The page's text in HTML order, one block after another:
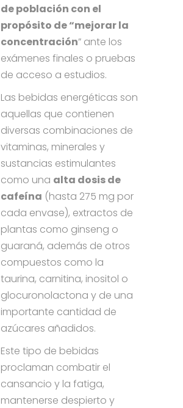
de población con el
propósito de “mejorar la
concentración” ante los
exámenes finales o pruebas
de acceso a estudios.
Las bebidas energéticas son
aquellas que contienen
diversas combinaciones de
vitaminas, minerales y
sustancias estimulantes
como una alta dosis de
cafeína (hasta 275 mg por
cada envase), extractos de
plantas como ginseng o
guaraná, además de otros
compuestos como la
taurina, carnitina, inositol o
glocuronolactona y de una
importante cantidad de
azúcares añadidos.
Este tipo de bebidas
proclaman combatir el
cansancio y la fatiga,
mantenerse despierto y